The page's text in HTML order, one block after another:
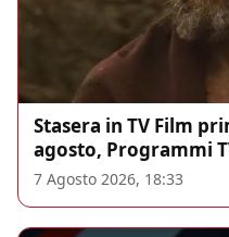
Stasera in TV Film
agosto, Programmi
7 Agosto 2026, 18:33